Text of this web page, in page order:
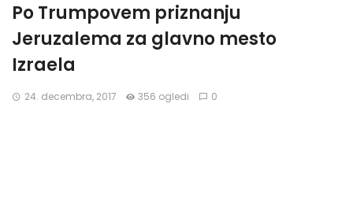
Po Trumpovem priznanju
Jeruzalema za glavno mesto
Izraela
24. decembra, 2017 356 ogledi 0